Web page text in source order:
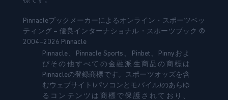
Pinnacleブックメーカーによるオンライン・スポーツベッ
ティング – 優良インターナショナル・スポーツブック ©
2004–2026 Pinnacle
Pinnacle、Pinnacle Sports、Pinbet、Pinnyおよ
びその他すべての金融派生商品の商標は
Pinnacleの登録商標です。スポーツオッズを含
むウェブサイト(パソコンとモバイル)のあらゆ
るコンテンツは商標で保護されており、